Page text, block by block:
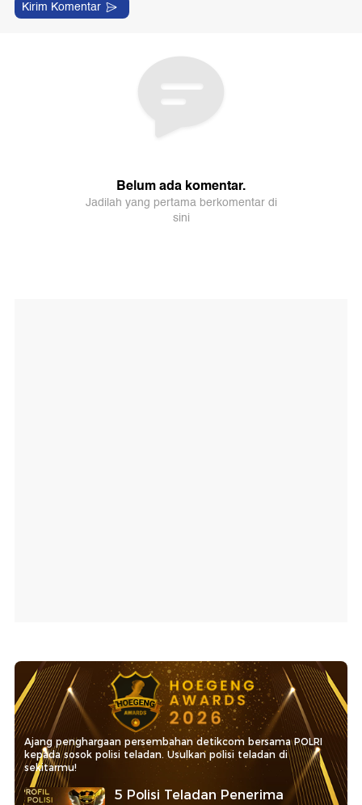
Ajang penghargaan persembahan detikcom bersama POLRI
kepada sosok polisi teladan. Usulkan polisi teladan di
sekitarmu!
5 Polisi Teladan Penerima